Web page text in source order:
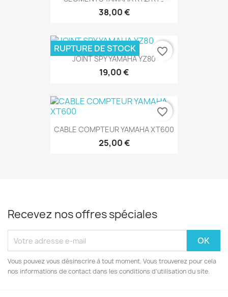
38,00 €
JOINT SPY YAMAHA YZ80
19,00 €
RUPTURE DE STOCK favorite_border
CABLE COMPTEUR YAMAHA XT600
25,00 €
favorite_border
Recevez nos offres spéciales
Vous pouvez vous désinscrire à tout moment. Vous trouverez pour cela
nos informations de contact dans les conditions d'utilisation du site.